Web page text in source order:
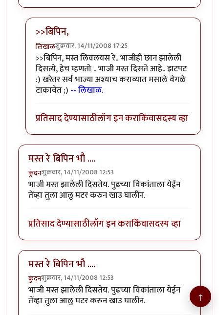
>>बिपिन,
लिखाळशुक्रवार, 14/11/2008 17:25
In reply toअरे मस्त..byस्वाती दिनेश
>>बिपिन, मस्त लिवलयस रे.. भाजीही छान झालेली
दिसत्ये, हेच म्हणतो .. भाजी मस्त दिसते आहे.. झटपट
:) खरेतर सर्व भाज्या अश्याच कराव्यात मसाले वेगळे
टाकावेत ;) -- लिखाळ.
प्रतिसाद देण्यासाठीलॉग इन कराकिंवासदस्य व्हा
मस्त रे बिपिन भौ ....
कुंदनशुक्रवार, 14/11/2008 12:53
भाजी मस्त झालेली दिसतेय. पुढच्या विकांताला येईन
तेंव्हा तुला आलु मटर करुन खाउ घालीन.
प्रतिसाद देण्यासाठीलॉग इन कराकिंवासदस्य व्हा
मस्त रे बिपिन भौ ....
कुंदनशुक्रवार, 14/11/2008 12:53
भाजी मस्त झालेली दिसतेय. पुढच्या विकांताला येईन
तेंव्हा तुला आलु मटर करुन खाउ घालीन. ↑